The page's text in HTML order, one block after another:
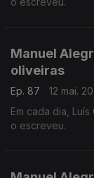
Manuel
oliveiras
Ep. 87
12 mai.
Em cada dia,
o escreveu.